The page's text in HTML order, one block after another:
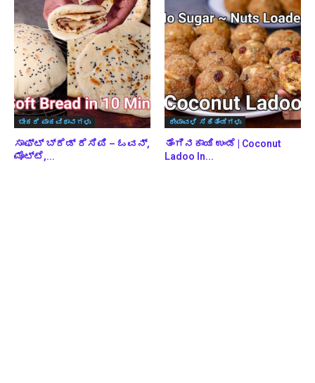
ಬೇಕರಿ ಪಾಕವಿಧಾನಗಳು
ಸಾಫ್ಟ್ ಬ್ರೆಡ್ ರೆಸಿಪಿ – ಓವನ್,
ಮೊಟ್ಟೆ,...
ದೀಪಾವಳಿ ಸಿಹಿತಿಂಡಿಗಳು
ತೆಂಗಿನಕಾಯಿ ಉಂಡೆ | Coconut
Ladoo In...